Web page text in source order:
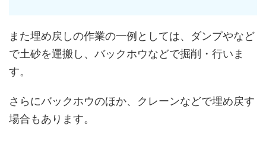
また埋め戻しの作業の一例としては、ダンプやなど
で土砂を運搬し、バックホウなどで掘削・行いま
す。
さらにバックホウのほか、クレーンなどで埋め戻す
場合もあります。